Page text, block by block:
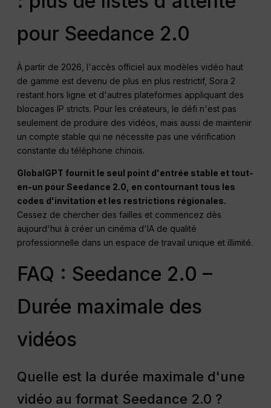
pour Seedance 2.0
À partir de 2026, l'accès officiel aux modèles vidéo haut
de gamme est devenu de plus en plus restrictif, Sora 2
restant hors ligne et d'autres plateformes appliquant des
blocages IP stricts. Pour les créateurs, le défi n'est pas
seulement de produire des vidéos, mais aussi de maintenir
un compte stable qui ne nécessite pas une vérification
constante du téléphone chinois.
GlobalGPT fournit le seul point d'entrée stable et tout-
en-un pour Seedance 2.0, en contournant tous les
codes d'invitation et les restrictions régionales.
Cessez de chercher des failles et commencez dès
aujourd'hui à créer un cinéma d'IA de qualité
professionnelle dans un espace de travail unique et illimité.
FAQ : Seedance 2.0 –
Durée maximale des
vidéos
Quelle est la durée maximale d'une
vidéo au format Seedance 2.0 ?